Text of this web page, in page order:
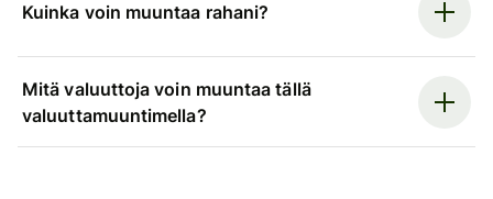
Kuinka voin muuntaa rahani?
Mitä valuuttoja voin muuntaa tällä
valuuttamuuntimella?